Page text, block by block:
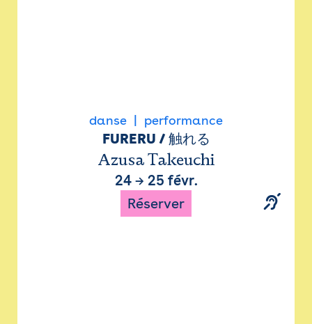
danse performance
FURERU / 触れる
Azusa Takeuchi
24→ 25 févr.
Réserver